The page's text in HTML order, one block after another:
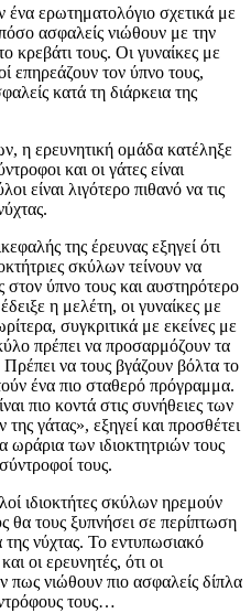
ερωτηματολόγιο σχετικά με
ασφαλείς νιώθουν με την
κρεβάτι τους. Οι γυναίκες με
επηρεάζουν τον ύπνο τους,
κατά τη διάρκεια της
η ερευνητική ομάδα κατέληξε
και οι γάτες είναι
είναι λιγότερο πιθανό να τις
της έρευνας εξηγεί ότι
σκύλων τείνουν να
στον ύπνο τους και αυστηρότερο
η μελέτη, οι γυναίκες με
συγκριτικά με εκείνες με
πρέπει να προσαρμόζουν τα
Πρέπει να τους βγάζουν βόλτα το
ένα πιο σταθερό πρόγραμμα.
πιο κοντά στις συνήθειες των
γάτας», εξηγεί και προσθέτει
ωράρια των ιδιοκτητριών τους
τους.
ιδιοκτήτες σκύλων ηρεμούν
θα τους ξυπνήσει σε περίπτωση
της νύχτας. Το εντυπωσιακό
οι ερευνητές, ότι οι
πως νιώθουν πιο ασφαλείς δίπλα
τους…